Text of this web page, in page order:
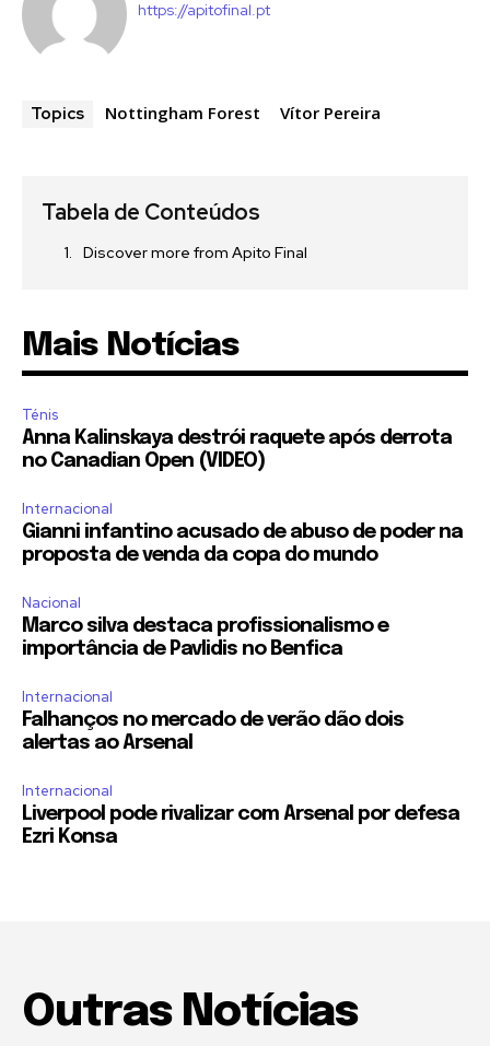
https://apitofinal.pt
Topics Nottingham Forest Vítor Pereira
Tabela de Conteúdos
Discover more from Apito Final
Mais Notícias
Ténis
Anna Kalinskaya destrói raquete após derrota
no Canadian Open (VIDEO)
Internacional
Gianni infantino acusado de abuso de poder na
proposta de venda da copa do mundo
Nacional
Marco silva destaca profissionalismo e
importância de Pavlidis no Benfica
Internacional
Falhanços no mercado de verão dão dois
alertas ao Arsenal
Internacional
Liverpool pode rivalizar com Arsenal por defesa
Ezri Konsa
Outras Notícias